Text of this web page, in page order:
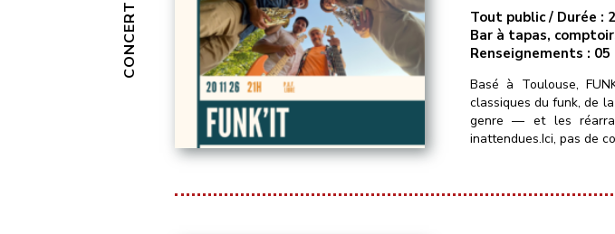
CONCERT
Tout public / Durée :
Bar à tapas,
Renseignements : 05
Basé à Toulouse,
classiques du funk, de
genre — et les
inattendues.Ici, pas de